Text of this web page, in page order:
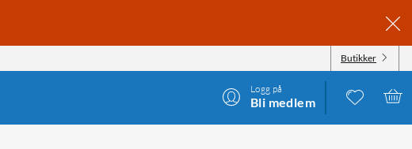
Butikker
Logg på
Bli medlem